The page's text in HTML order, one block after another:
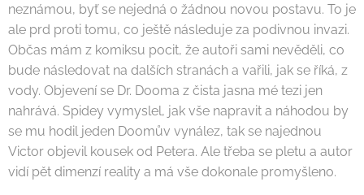
neznámou, byť se nejedná o žádnou novou postavu. To je
ale prd proti tomu, co ještě následuje za podivnou invazi.
Občas mám z komiksu pocit, že autoři sami nevěděli, co
bude následovat na dalších stranách a vařili, jak se říká, z
vody. Objevení se Dr. Dooma z čista jasna mé tezi jen
nahrává. Spidey vymyslel, jak vše napravit a náhodou by
se mu hodil jeden Doomův vynález, tak se najednou
Victor objevil kousek od Petera. Ale třeba se pletu a autor
vidí pět dimenzí reality a má vše dokonale promyšleno.